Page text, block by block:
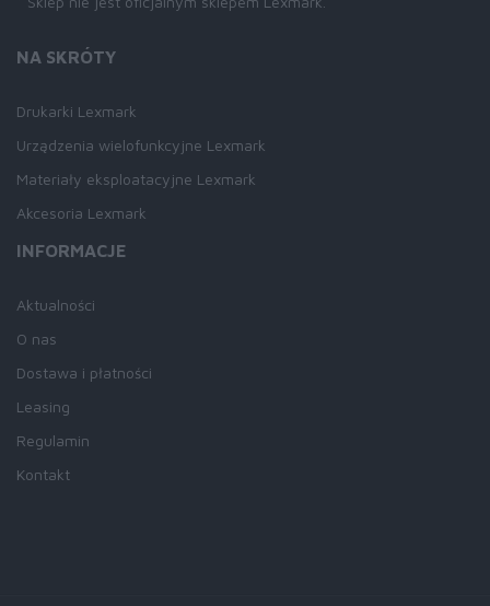
NA SKRÓTY
Drukarki Lexmark
Urządzenia wielofunkcyjne Lexmark
Materiały eksploatacyjne Lexmark
Akcesoria Lexmark
INFORMACJE
Aktualności
O nas
Dostawa i płatności
Leasing
Regulamin
Kontakt